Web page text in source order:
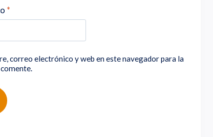
*
correo electrónico y web en este navegador para la